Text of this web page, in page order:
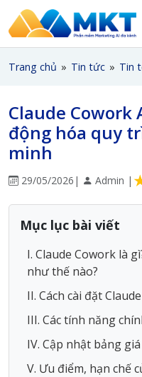
Trang chủ » Tin tức » Tin
Claude Cowork
động hóa quy
minh
29/05/2026 | Admin |
Mục lục bài viết
I. Claude Cowork là
như thế nào?
II. Cách cài đặt
III. Các tính năng
IV. Cập nhật bảng
V. Ưu điểm, hạn chế